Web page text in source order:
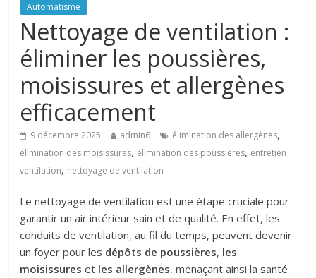
Automatisme
Nettoyage de ventilation :
éliminer les poussières,
moisissures et allergènes
efficacement
9 décembre 2025 admin6 élimination des allergènes,
élimination des moisissures, élimination des poussières, entretien
ventilation, nettoyage de ventilation
Le nettoyage de ventilation est une étape cruciale pour
garantir un air intérieur sain et de qualité. En effet, les
conduits de ventilation, au fil du temps, peuvent devenir
un foyer pour les dépôts de poussières, les
moisissures et les allergènes, menaçant ainsi la santé